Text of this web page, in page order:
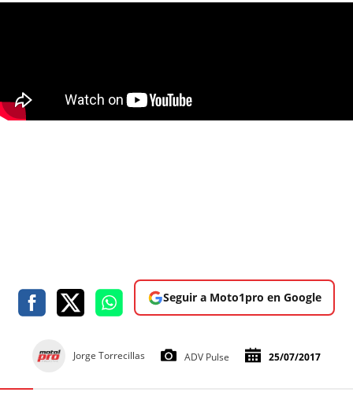
Seguir a Moto1pro en Google
Jorge Torrecillas ADV Pulse 25/07/2017